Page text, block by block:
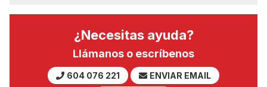
¿Necesitas ayuda?
Llámanos o escríbenos
604 076 221
ENVIAR EMAIL